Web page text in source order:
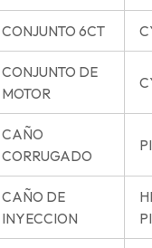
CONJUNTO 6CT
CONJUNTO DE
MOTOR
CAÑO
CORRUGADO
CAÑO DE
INYECCION